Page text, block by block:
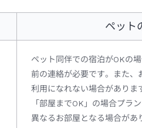
ペット
ペット同伴での宿泊がOKの
前の連絡が必要です。また、
利用になれない場合がありま
「部屋までOK」の場合プラ
異なるお部屋となる場合があ